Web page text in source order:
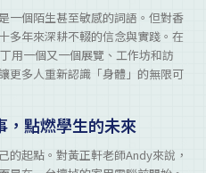
一個陌生甚至敏感的詞語。但對香
多年來深耕不輟的信念與實踐。在
用一個又一個展覽、工作坊和訪
更多人重新認識「身體」的無限可
點燃學生的未來
的起點。對黃正軒老師Andy來說，